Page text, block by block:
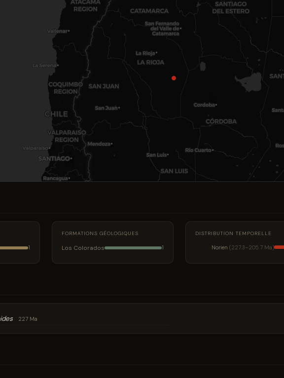
1
FORMATIONS GÉOLOGIQUES
Los Colorados 1
DISTRIBUTION TEMPORELLE
Norien (227.3–205.7 Ma)
227 Ma